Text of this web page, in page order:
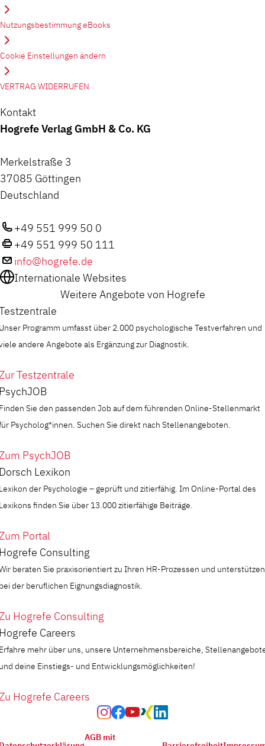
Nutzungsbestimmung eBooks
Cookie Einstellungen ändern
VERTRAG WIDERRUFEN
Kontakt
Hogrefe Verlag GmbH & Co. KG
Merkelstraße 3
37085 Göttingen
Deutschland
+49 551 999 50 0
+49 551 999 50 111
info@hogrefe.de
Internationale Websites
Weitere Angebote von Hogrefe
Programm umfasst über 2.000 psychologische Testverfahren und
andere Angebote als Ergänzung zur Diagnostik.
Testzentrale
Sie den passenden Job auf dem führenden Online-Stellenmarkt
Psycholog*innen. Suchen Sie direkt nach Stellenangeboten.
PsychJOB
Lexikon
der Psychologie – geprüft und zitierfähig. Im Online-Portal des
finden Sie über 13.000 zitierfähige Beiträge.
Portal
Consulting
beraten Sie praxisorientiert zu Ihren HR-Prozessen und unterstützen
der beruflichen Eignungsdiagnostik.
Hogrefe Consulting
Careers
mehr über uns, unsere Unternehmensbereiche,
deine Einstiegs- und Entwicklungsmöglichkeiten!
Hogrefe Careers
AGB mit